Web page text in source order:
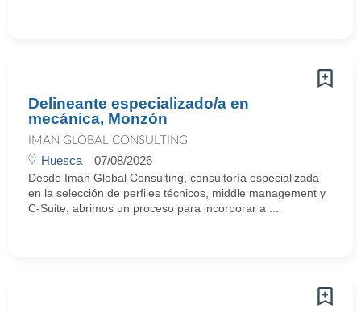
Delineante especializado/a en
mecánica, Monzón
IMAN GLOBAL CONSULTING
Huesca 07/08/2026
Desde Iman Global Consulting, consultoría especializada
en la selección de perfiles técnicos, middle management y
C-Suite, abrimos un proceso para incorporar a ...